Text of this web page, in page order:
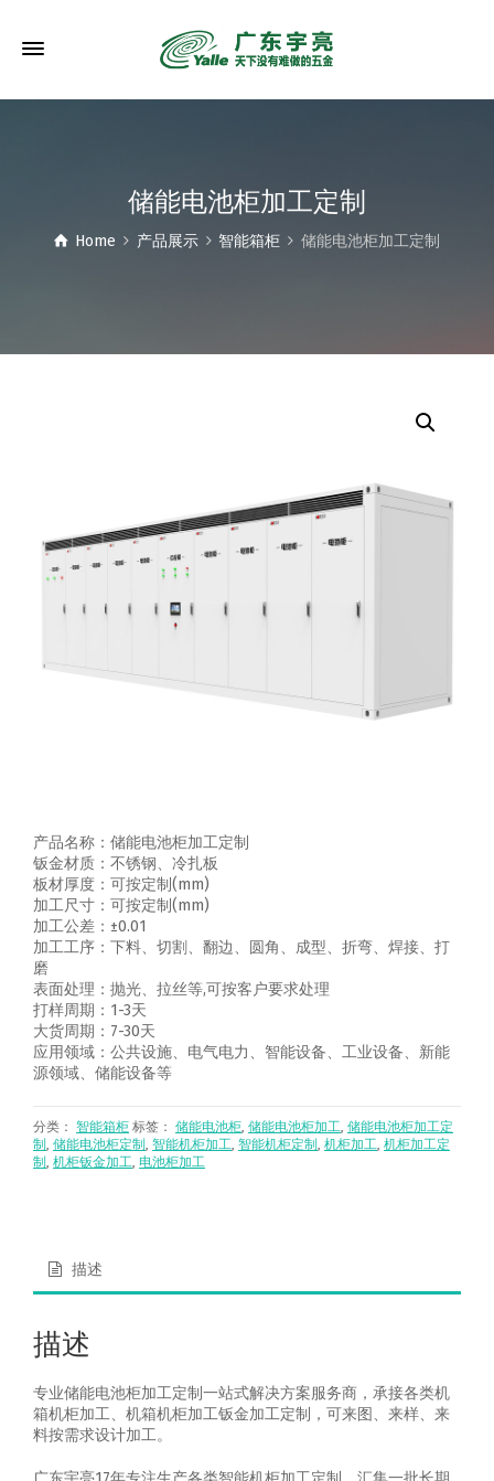
储能电池柜加工定制
Home 产品展示 智能箱柜 储能电池柜加工定制
产品名称：储能电池柜加工定制
钣金材质：不锈钢、冷扎板
板材厚度：可按定制(mm)
加工尺寸：可按定制(mm)
加工公差：±0.01
加工工序：下料、切割、翻边、圆角、成型、折弯、焊接、打
磨
表面处理：抛光、拉丝等,可按客户要求处理
打样周期：1-3天
大货周期：7-30天
应用领域：公共设施、电气电力、智能设备、工业设备、新能
源领域、储能设备等
分类： 智能箱柜 标签： 储能电池柜, 储能电池柜加工, 储能电池柜加工定
制 , 储能电池柜定制 , 智能机柜加工, 智能机柜定制 , 机柜加工, 机柜加工定
制 , 机柜钣金加工, 电池柜加工
描述
描述
专业储能电池柜加工定制一站式解决方案服务商，承接各类机
箱机柜加工、机箱机柜加工钣金加工定制，可来图、来样、来
料按需求设计加工。